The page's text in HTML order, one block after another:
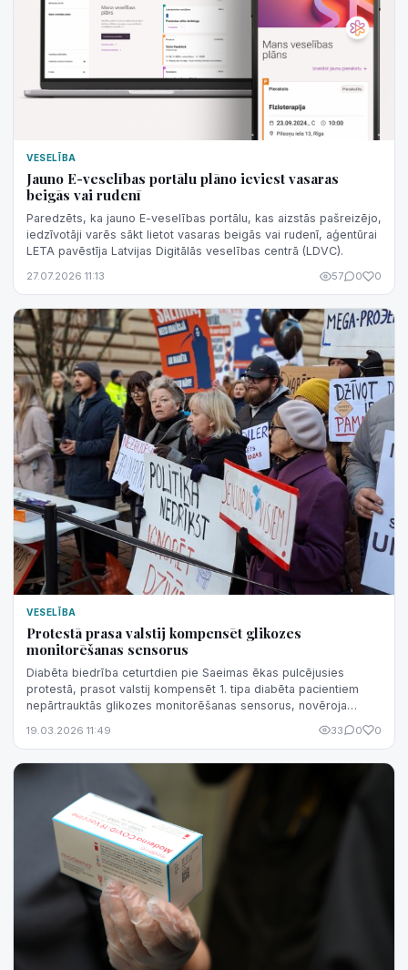
VESELĪBA
Jauno E-veselības portālu plāno ieviest vasaras
beigās vai rudenī
Paredzēts, ka jauno E-veselības portālu, kas aizstās pašreizējo,
iedzīvotāji varēs sākt lietot vasaras beigās vai rudenī, aģentūrai
LETA pavēstīja Latvijas Digitālās veselības centrā (LDVC).
27.07.2026 11:13 57 0 0
VESELĪBA
Protestā prasa valstij kompensēt glikozes
monitorēšanas sensorus
Diabēta biedrība ceturtdien pie Saeimas ēkas pulcējusies
protestā, prasot valstij kompensēt 1. tipa diabēta pacientiem
nepārtrauktās glikozes monitorēšanas sensorus, novēroja
19.03.2026 11:49 33 0 0